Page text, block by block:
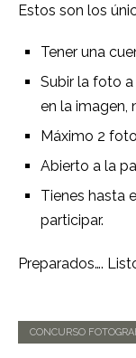
Estos son los
Tener una
Subir la foto
en la imagen,
Máximo 2
Abierto a la
Tienes hasta
participar.
Preparados….
CONCURSO